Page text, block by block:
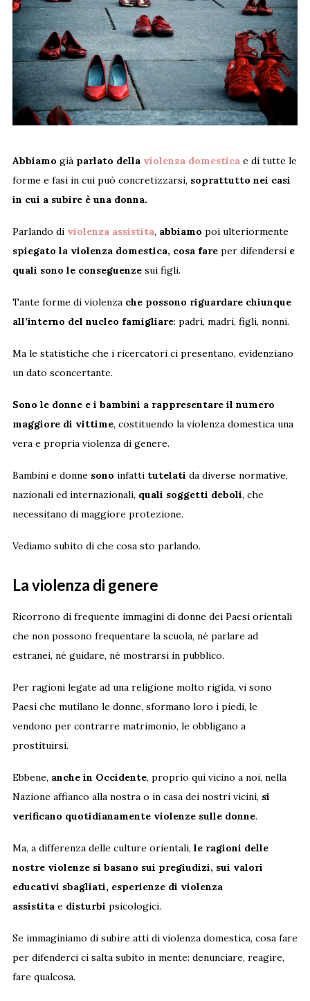
Abbiamo già parlato della violenza domesticae di tutte le
forme e fasi in cui può concretizzarsi, soprattutto nei casi
in cui a subire è una donna.
Parlando di violenza assistita, abbiamo poi ulteriormente
spiegato la violenza domestica, cosa fareper difendersie
quali sono le conseguenzesui figli.
Tante forme di violenza che possono riguardare chiunque
all’interno del nucleo famigliare: padri, madri, figli, nonni.
Ma le statistiche che i ricercatori ci presentano, evidenziano
un dato sconcertante.
Sono le donne e i bambini a rappresentare il numero
maggiore di vittime, costituendo la violenza domestica una
vera e propria violenza di genere.
Bambini e donne sono infattitutelati da diverse normative,
nazionali ed internazionali, quali soggetti deboli, che
necessitano di maggiore protezione.
Vediamo subito di che cosa sto parlando.
La violenza di genere
Ricorrono di frequente immagini di donne dei Paesi orientali
che non possono frequentare la scuola, né parlare ad
estranei, né guidare, né mostrarsi in pubblico.
Per ragioni legate ad una religione molto rigida, vi sono
Paesi che mutilano le donne, sformano loro i piedi, le
vendono per contrarre matrimonio, le obbligano a
prostituirsi.
Ebbene, anche in Occidente, proprio qui vicino a noi, nella
Nazione affianco alla nostra o in casa dei nostri vicini, si
verificano quotidianamente violenze sulle donne.
Ma, a differenza delle culture orientali, le ragioni delle
nostre violenze si basano sui pregiudizi, sui valori
educativi sbagliati, esperienze di violenza
assistitae disturbi psicologici.
Se immaginiamo di subire atti di violenza domestica, cosa fare
per difenderci ci salta subito in mente: denunciare, reagire,
fare qualcosa.